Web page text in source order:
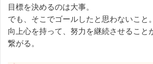
目標を決めるのは大事。
でも、そこでゴールしたと思わないこと。
向上心を持って、努力を継続させること
繋がる。